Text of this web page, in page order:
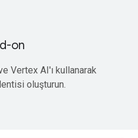
on
Vertex AI'ı kullanarak
oluşturun.